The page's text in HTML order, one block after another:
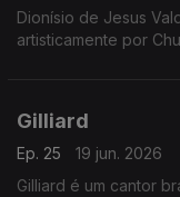
Dionísio de Jesus
artisticamente por
Gilliard
Ep. 25
19 jun. 2026
Gilliard é um cantor